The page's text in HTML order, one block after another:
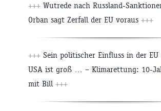
+++ Wutrede nach Russland-
Orban sagt Zerfall der EU voraus +++
+++ Sein politischer Einfluss in der
USA ist groß … – Klimarettung: 10-
mit Bill +++